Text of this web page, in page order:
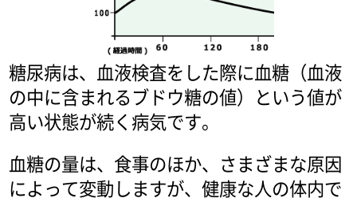
糖尿病は、血液検査をした際に血糖（血液
の中に含まれるブドウ糖の値）という値が
高い状態が続く病気です。
血糖の量は、食事のほか、さまざまな原因
によって変動しますが、健康な人の体内で